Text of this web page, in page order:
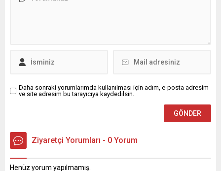
Delen mesajında şu
Daha sonraki yorumlarımda kullanılması için adım, e-posta adresim
ve site adresim bu tarayıcıya kaydedilsin.
Ziyaretçi Yorumları - 0 Yorum
Henüz yorum yapılmamış.